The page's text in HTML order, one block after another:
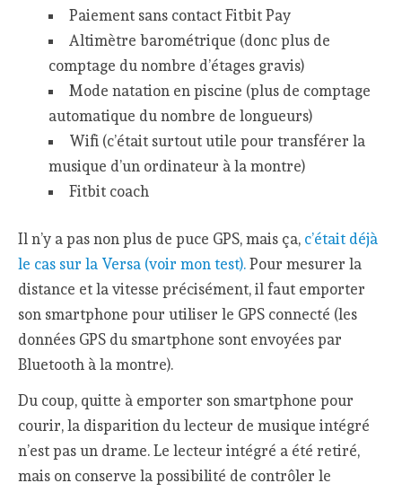
Paiement sans contact Fitbit Pay
Altimètre barométrique (donc plus de
comptage du nombre d’étages gravis)
Mode natation en piscine (plus de comptage
automatique du nombre de longueurs)
Wifi (c’était surtout utile pour transférer la
musique d’un ordinateur à la montre)
Fitbit coach
Il n’y a pas non plus de puce GPS, mais ça, c’était déjà
le cas sur la Versa (voir mon test). Pour mesurer la
distance et la vitesse précisément, il faut emporter
son smartphone pour utiliser le GPS connecté (les
données GPS du smartphone sont envoyées par
Bluetooth à la montre).
Du coup, quitte à emporter son smartphone pour
courir, la disparition du lecteur de musique intégré
n’est pas un drame. Le lecteur intégré a été retiré,
mais on conserve la possibilité de contrôler le